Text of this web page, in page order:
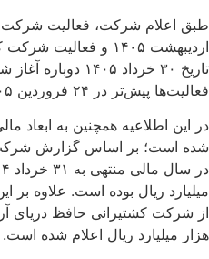
اردیبهشت ۱۴۰۵ و
تاریخ ۳۰ خرداد
فعالیت‌ها پیش‌تر در ۲۴ فروردین ۱۴۰۵ رخ داده بود.
در این اطلاعیه همچنین به ابعاد
شده است؛ بر اساس گزارش
میلیارد ریال بوده است. علاوه
هزار میلیارد ریال اعلام شده است.